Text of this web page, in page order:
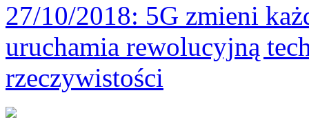
27/10/2018: 5G zmieni
uruchamia rewolucyjną
rzeczywistości